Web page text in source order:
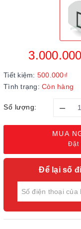
Tiết kiệm: 500.000₫
Tình trạng: Còn hàng
Số lượng: –
MUA
Đặt
Để lại số